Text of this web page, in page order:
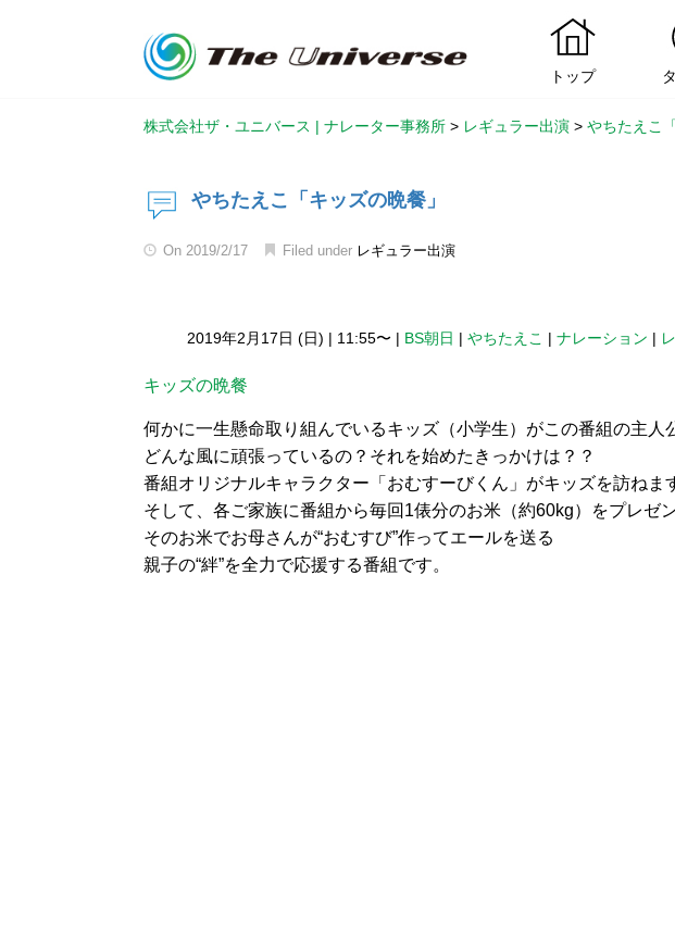
トップ
株式会社ザ・ユニバース | ナレーター事務所 > レギュラー出演 > やちたえこ
やちたえこ「キッズの晩餐」
On 2019/2/17 Filed under レギュラー出演
2019年2月17日 (日) | 11:55〜 | BS朝日 | やちたえこ | ナレーション |
キッズの晩餐
何かに一生懸命取り組んでいるキッズ（小学生）がこの番組の主人
どんな風に頑張っているの？それを始めたきっかけは？？
番組オリジナルキャラクター「おむすーびくん」がキッズを訪ねま
そして、各ご家族に番組から毎回1俵分のお米（約60kg）をプレゼ
そのお米でお母さんが“おむすび”作ってエールを送る
親子の“絆”を全力で応援する番組です。